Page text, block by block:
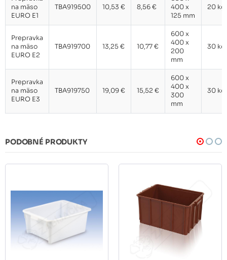
na mäso
EURO E1
TBA919500 10,53 € 8,56 €
400 x
125 mm
20 kg
Prepravka
na mäso
EURO E2
TBA919700 13,25 € 10,77 €
600 x
400 x
200
mm
30 kg
Prepravka
na mäso
EURO E3
TBA919750 19,09 € 15,52 €
600 x
400 x
300
mm
30 kg
PODOBNÉ PRODUKTY